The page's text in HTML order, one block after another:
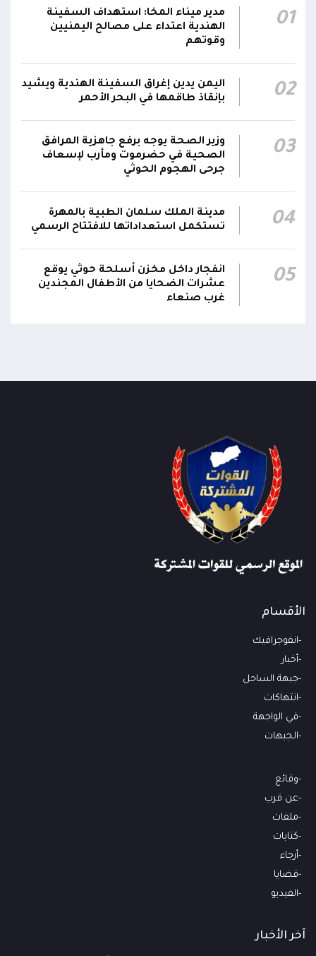
بمُسيرة حوثية استهدف مواقع عسكرية لقوات
دفاع شبوة في حريب جنوبي مأرب
12:02
11:57
صاروخ حوثي يستهدف مخيماً للنازحين في مأرب
ويصيب عدداً منهم.. وصاروخ آخر يطول تجمعات
سكنية
01
مدير ميناء المخا: استهداف السفينة
الهندية اعتداء على مصالح اليمنيين
وقوتهم
02
اليمن يدين إغراق السفينة الهندية ويشيد
بإنقاذ طاقمها في البحر الأحمر
03
وزير الصحة يوجه برفع جاهزية المرافق
الصحية في حضرموت ومأرب لإسعاف
جرحى الهجوم الحوثي
04
مدينة الملك سلمان الطبية بالمهرة
تستكمل استعداداتها للافتتاح الرسمي
05
انفجار داخل مخزن أسلحة حوثي يوقع
عشرات الضحايا من الأطفال المجندين
غرب صنعاء
الأقسام
انفوجرافيك
أخبار
جبهة الساحل
انتهاكات
في الواجهة
الجبهات
وقائع
عن قرب
ملفات
كتابات
أرجاء
قضايا
الفيديو
آخر الأخبار